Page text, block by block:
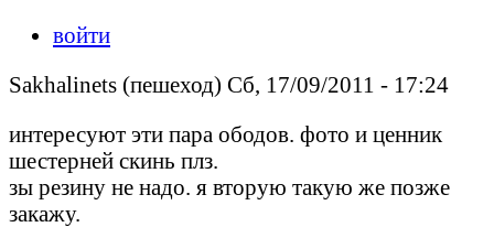
войти
Sakhalinets (пешеход) Сб, 17/09/2011 - 17:24
интересуют эти пара ободов. фото и ценник
шестерней скинь плз.
зы резину не надо. я вторую такую же позже
закажу.